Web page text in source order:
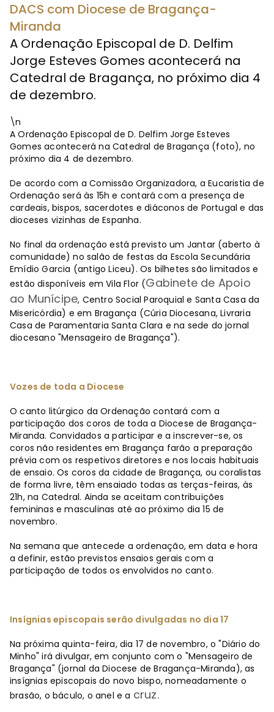
DACS com Diocese de Bragança-
Miranda
A Ordenação Episcopal de D. Delfim
Jorge Esteves Gomes acontecerá na
Catedral de Bragança, no próximo dia 4
de dezembro.
\n
A Ordenação Episcopal de D. Delfim Jorge Esteves
Gomes acontecerá na Catedral de Bragança (foto), no
próximo dia 4 de dezembro.
De acordo com a Comissão Organizadora, a Eucaristia de
Ordenação será às 15h e contará com a presença de
cardeais, bispos, sacerdotes e diáconos de Portugal e das
dioceses vizinhas de Espanha.
No final da ordenação está previsto um Jantar (aberto à
comunidade) no salão de festas da Escola Secundária
Emídio Garcia (antigo Liceu). Os bilhetes são limitados e
estão disponíveis em Vila Flor (Gabinete de Apoio
ao Munícipe, Centro Social Paroquial e Santa Casa da
Misericórdia) e em Bragança (Cúria Diocesana, Livraria
Casa de Paramentaria Santa Clara e na sede do jornal
diocesano "Mensageiro de Bragança").
Vozes de toda a Diocese
O canto litúrgico da Ordenação contará com a
participação dos coros de toda a Diocese de Bragança-
Miranda. Convidados a participar e a inscrever-se, os
coros não residentes em Bragança farão a preparação
prévia com os respetivos diretores e nos locais habituais
de ensaio. Os coros da cidade de Bragança, ou coralistas
de forma livre, têm ensaiado todas as terças-feiras, às
21h, na Catedral. Ainda se aceitam contribuições
femininas e masculinas até ao próximo dia 15 de
novembro.
Na semana que antecede a ordenação, em data e hora
a definir, estão previstos ensaios gerais com a
participação de todos os envolvidos no canto.
Insígnias episcopais serão divulgadas no dia 17
Na próxima quinta-feira, dia 17 de novembro, o "Diário do
Minho" irá divulgar, em conjunto com o "Mensageiro de
Bragança" (jornal da Diocese de Bragança-Miranda), as
insígnias episcopais do novo bispo, nomeadamente o
brasão, o báculo, o anel e a cruz.